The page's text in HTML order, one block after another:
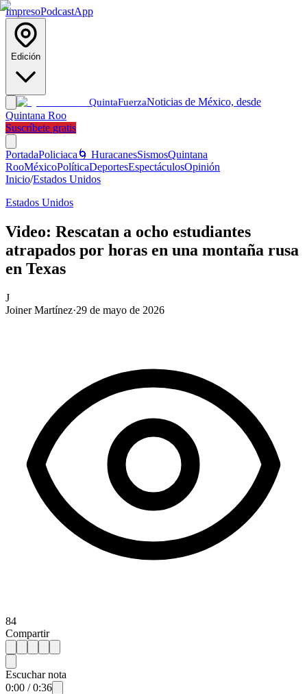
ImpresoPodcastApp
Edición
QuintaFuerzaNoticias de México, desde
Quintana Roo
Suscríbete gratis
PortadaPoliciaca 🌀 HuracanesSismosQuintana
RooMéxicoPolíticaDeportesEspectáculosOpinión
Inicio/Estados Unidos
Estados Unidos
Video: Rescatan a ocho estudiantes
atrapados por horas en una montaña rusa
en Texas
J
Joiner Martínez·29 de mayo de 2026
84
Compartir
Escuchar nota
0:00 /0:36